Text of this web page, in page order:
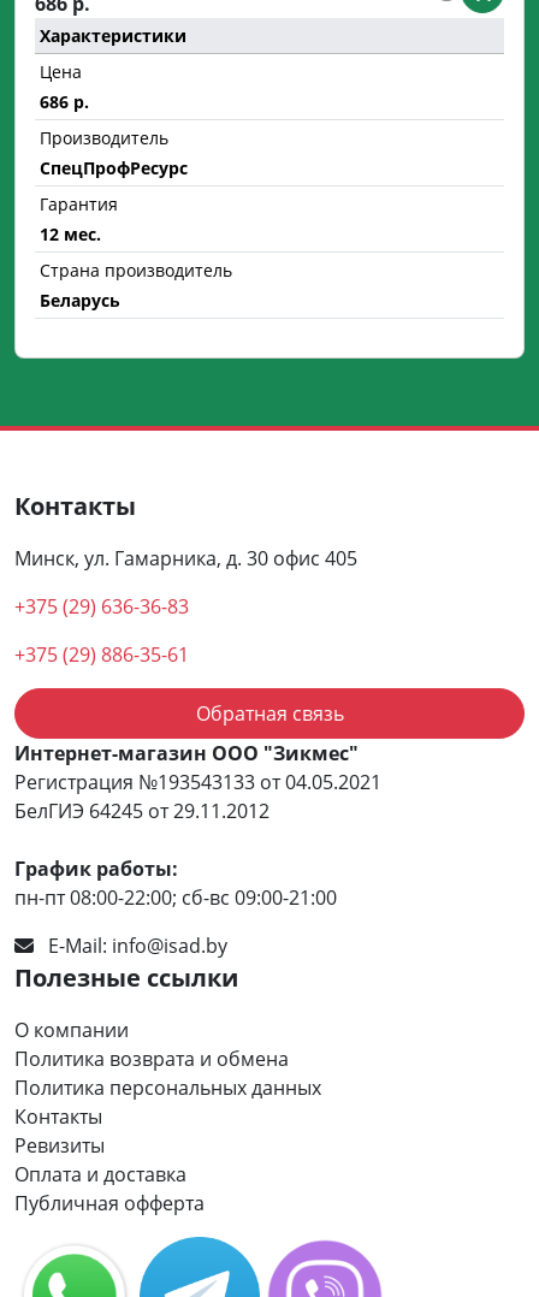
Характеристики
Цена
686 р.
Производитель
СпецПрофРесурс
Гарантия
12 мес.
Страна производитель
Беларусь
Контакты
Минск, ул. Гамарника, д. 30 офис 405
+375 (29) 636-36-83
+375 (29) 886-35-61
Обратная связь
Интернет-магазин ООО "Зикмес"
Регистрация №193543133 от 04.05.2021
БелГИЭ 64245 от 29.11.2012
График работы:
пн-пт 08:00-22:00; сб-вс 09:00-21:00
E-Mail: info@isad.by
Полезные ссылки
О компании
Политика возврата и обмена
Политика персональных данных
Контакты
Ревизиты
Оплата и доставка
Публичная офферта